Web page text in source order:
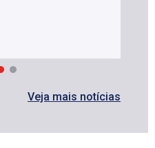
Veja mais notícias